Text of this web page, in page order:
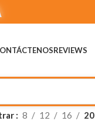
REVIEWS
8 12 16 20